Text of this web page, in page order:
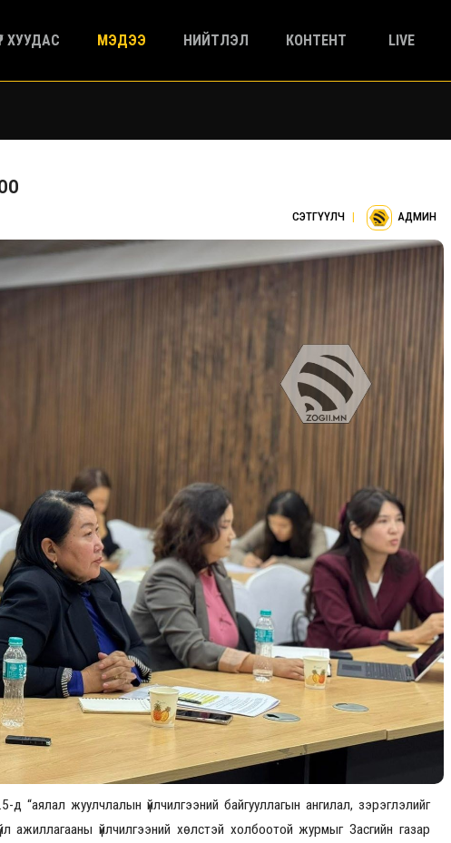
ХУУДАС МЭДЭЭ НИЙТЛЭЛ КОНТЕНТ LIVE
СЭТГҮҮЛЧ | АДМИН
“аялал жуулчлалын үйлчилгээний байгууллагын ангилал, зэрэглэлийг
ажиллагааны үйлчилгээний хөлстэй холбоотой журмыг Засгийн газар
Үзвэрийн хувиарууд Үзвэрийн хувиарууд